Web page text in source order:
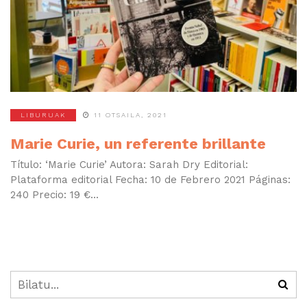
LIBURUAK 11 OTSAILA, 2021
Marie Curie, un referente brillante
Título: ‘Marie Curie’ Autora: Sarah Dry Editorial:
Plataforma editorial Fecha: 10 de Febrero 2021 Páginas:
240 Precio: 19 €...